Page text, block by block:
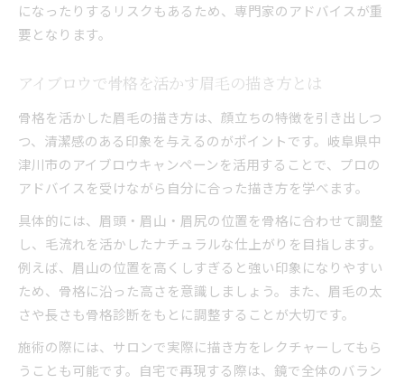
になったりするリスクもあるため、専門家のアドバイスが重
要となります。
アイブロウで骨格を活かす眉毛の描き方とは
骨格を活かした眉毛の描き方は、顔立ちの特徴を引き出しつ
つ、清潔感のある印象を与えるのがポイントです。岐阜県中
津川市のアイブロウキャンペーンを活用することで、プロの
アドバイスを受けながら自分に合った描き方を学べます。
具体的には、眉頭・眉山・眉尻の位置を骨格に合わせて調整
し、毛流れを活かしたナチュラルな仕上がりを目指します。
例えば、眉山の位置を高くしすぎると強い印象になりやすい
ため、骨格に沿った高さを意識しましょう。また、眉毛の太
さや長さも骨格診断をもとに調整することが大切です。
施術の際には、サロンで実際に描き方をレクチャーしてもら
うことも可能です。自宅で再現する際は、鏡で全体のバラン